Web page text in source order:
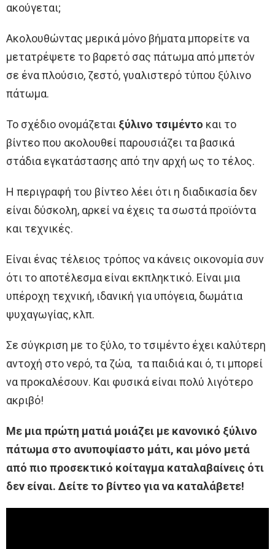
ακούγεται;
Ακολουθώντας μερικά μόνο βήματα μπορείτε να
μετατρέψετε το βαρετό σας πάτωμα από μπετόν
σε ένα πλούσιο, ζεστό, γυαλιστερό τύπου ξύλινο
πάτωμα.
Το σχέδιο ονομάζεται ξύλινο τσιμέντο και το
βίντεο που ακολουθεί παρουσιάζει τα βασικά
στάδια εγκατάστασης από την αρχή ως το τέλος.
Η περιγραφή του βίντεο λέει ότι η διαδικασία δεν
είναι δύσκολη, αρκεί να έχεις τα σωστά προϊόντα
και τεχνικές.
Είναι ένας τέλειος τρόπος να κάνεις οικονομία συν
ότι το αποτέλεσμα είναι εκπληκτικό. Είναι μια
υπέροχη τεχνική, ιδανική για υπόγεια, δωμάτια
ψυχαγωγίας, κλπ.
Σε σύγκριση με το ξύλο, το τσιμέντο έχει καλύτερη
αντοχή στο νερό, τα ζώα, τα παιδιά και ό, τι μπορεί
να προκαλέσουν. Και φυσικά είναι πολύ λιγότερο
ακριβό!
Με μια πρώτη ματιά μοιάζει με κανονικό ξύλινο
πάτωμα στο ανυποψίαστο μάτι, και μόνο μετά
από πιο προσεκτικό κοίταγμα καταλαβαίνεις ότι
δεν είναι. Δείτε το βίντεο για να καταλάβετε!